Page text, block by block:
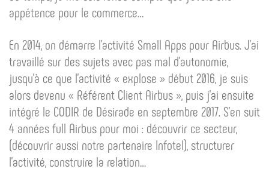
appétence pour le commerce…
En 2014, on démarre l’activité Small Apps pour Airbus. J’ai
travaillé sur des sujets avec pas mal d’autonomie,
jusqu’à ce que l’activité « explose » début 2016, je suis
alors devenu « Référent Client Airbus », puis j’ai ensuite
intégré le CODIR de Désirade en septembre 2017. S’en suit
4 années full Airbus pour moi : découvrir ce secteur,
(découvrir aussi notre partenaire Infotel), structurer
l’activité, construire la relation…